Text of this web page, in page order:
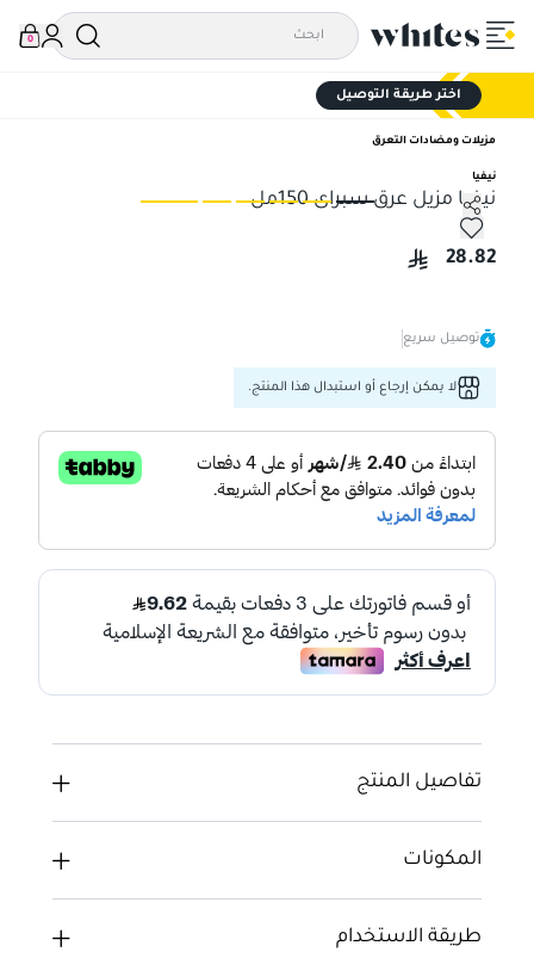
0
اختر طريقة التوصيل
مزيلات ومضادات التعرق
نيفيا
نيفيا مزيل عرق سبراى 150مل
نيفيا مزيل عرق سبراى 150مل
28.82
توصيل سريع
لا يمكن إرجاع أو استبدال هذا المنتج.
تفاصيل المنتج
المكونات
طريقة الاستخدام